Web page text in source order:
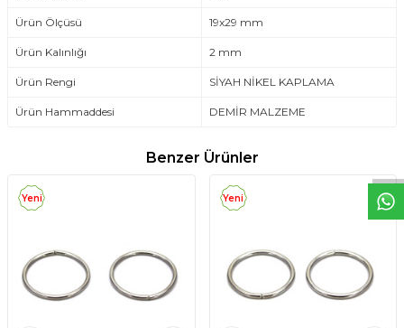
Ürün Ölçüsü 19x29 mm
Ürün Kalınlığı 2 mm
Ürün Rengi SİYAH NİKEL KAPLAMA
Ürün Hammaddesi DEMİR MALZEME
Benzer Ürünler
Yeni Yeni